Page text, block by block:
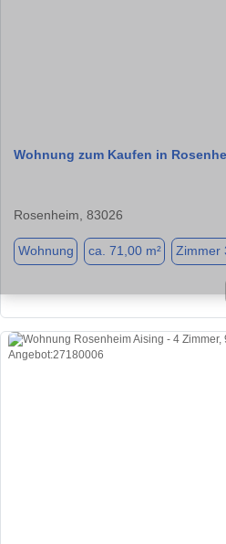
Wohnung zum Kaufen in
Rosenheim, 83026
Wohnung ca. 71,00 m² Zimmer